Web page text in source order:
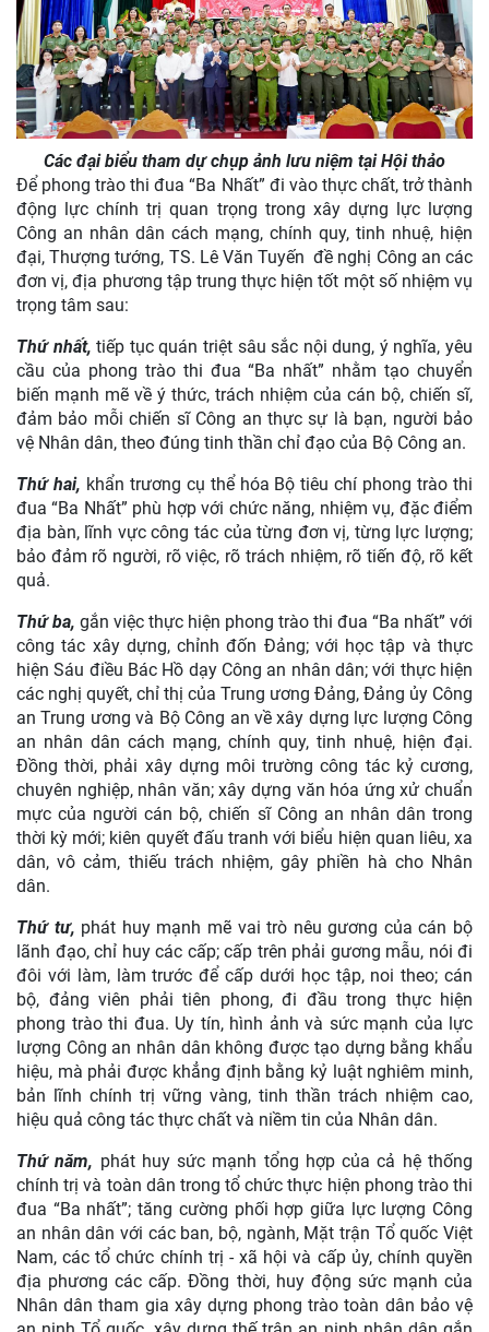
Các đại biểu tham dự chụp ảnh lưu niệm tại Hội thảo
Để phong trào thi đua “Ba Nhất” đi vào thực chất, trở thành
động lực chính trị quan trọng trong xây dựng lực lượng
Công an nhân dân cách mạng, chính quy, tinh nhuệ, hiện
đại, Thượng tướng, TS. Lê Văn Tuyến đề nghị Công an các
đơn vị, địa phương tập trung thực hiện tốt một số nhiệm vụ
trọng tâm sau:
Thứ nhất, tiếp tục quán triệt sâu sắc nội dung, ý nghĩa, yêu
cầu của phong trào thi đua “Ba nhất” nhằm tạo chuyển
biến mạnh mẽ về ý thức, trách nhiệm của cán bộ, chiến sĩ,
đảm bảo mỗi chiến sĩ Công an thực sự là bạn, người bảo
vệ Nhân dân, theo đúng tinh thần chỉ đạo của Bộ Công an.
Thứ hai, khẩn trương cụ thể hóa Bộ tiêu chí phong trào thi
đua “Ba Nhất” phù hợp với chức năng, nhiệm vụ, đặc điểm
địa bàn, lĩnh vực công tác của từng đơn vị, từng lực lượng;
bảo đảm rõ người, rõ việc, rõ trách nhiệm, rõ tiến độ, rõ kết
quả.
Thứ ba, gắn việc thực hiện phong trào thi đua “Ba nhất” với
công tác xây dựng, chỉnh đốn Đảng; với học tập và thực
hiện Sáu điều Bác Hồ dạy Công an nhân dân; với thực hiện
các nghị quyết, chỉ thị của Trung ương Đảng, Đảng ủy Công
an Trung ương và Bộ Công an về xây dựng lực lượng Công
an nhân dân cách mạng, chính quy, tinh nhuệ, hiện đại.
Đồng thời, phải xây dựng môi trường công tác kỷ cương,
chuyên nghiệp, nhân văn; xây dựng văn hóa ứng xử chuẩn
mực của người cán bộ, chiến sĩ Công an nhân dân trong
thời kỳ mới; kiên quyết đấu tranh với biểu hiện quan liêu, xa
dân, vô cảm, thiếu trách nhiệm, gây phiền hà cho Nhân
dân.
Thứ tư, phát huy mạnh mẽ vai trò nêu gương của cán bộ
lãnh đạo, chỉ huy các cấp; cấp trên phải gương mẫu, nói đi
đôi với làm, làm trước để cấp dưới học tập, noi theo; cán
bộ, đảng viên phải tiên phong, đi đầu trong thực hiện
phong trào thi đua. Uy tín, hình ảnh và sức mạnh của lực
lượng Công an nhân dân không được tạo dựng bằng khẩu
hiệu, mà phải được khẳng định bằng kỷ luật nghiêm minh,
bản lĩnh chính trị vững vàng, tinh thần trách nhiệm cao,
hiệu quả công tác thực chất và niềm tin của Nhân dân.
Thứ năm, phát huy sức mạnh tổng hợp của cả hệ thống
chính trị và toàn dân trong tổ chức thực hiện phong trào thi
đua “Ba nhất”; tăng cường phối hợp giữa lực lượng Công
an nhân dân với các ban, bộ, ngành, Mặt trận Tổ quốc Việt
Nam, các tổ chức chính trị - xã hội và cấp ủy, chính quyền
địa phương các cấp. Đồng thời, huy động sức mạnh của
Nhân dân tham gia xây dựng phong trào toàn dân bảo vệ